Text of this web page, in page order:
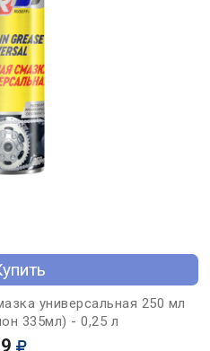
универсальная 250 мл
335мл) - 0,25 л